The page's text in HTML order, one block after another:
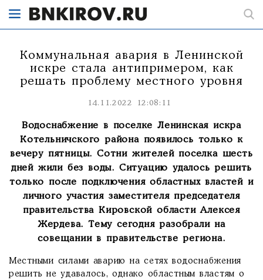
Коммунальная авария в Ленинской
искре стала антипримером, как
решать проблему местного уровня
14.11.2022 12:08:11
Водоснабжение в поселке Ленинская искра
Котельничского района появилось только к
вечеру пятницы. Сотни жителей поселка шесть
дней жили без воды. Ситуацию удалось решить
только после подключения областных властей и
личного участия заместителя председателя
правительства Кировской области Алексея
Жердева. Тему сегодня разобрали на
совещании в правительстве региона.
Местными силами аварию на сетях водоснабжения
решить не удавалось, однако областным властям о